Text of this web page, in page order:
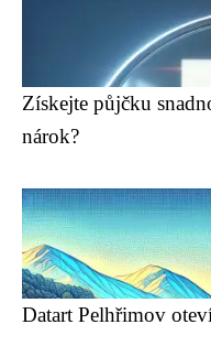
Získejte půjčku
nárok?
Datart Pelhřimov